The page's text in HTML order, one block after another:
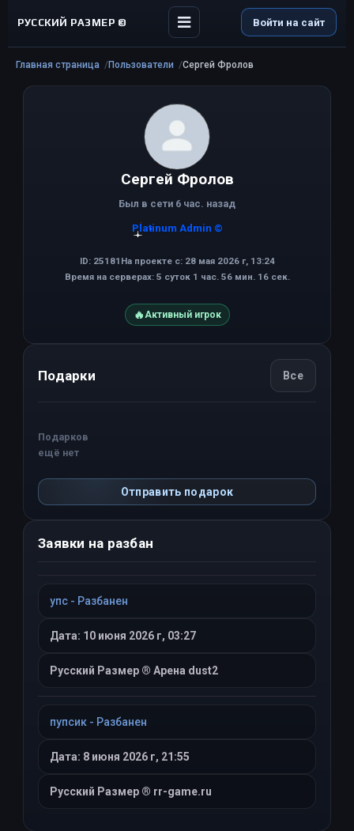
РУССКИЙ РАЗМЕР © Войти на сайт
Главная страница Пользователи Сергей Фролов
Сергей Фролов
Был в сети 6 час. назад
Platinum Admin ©
ID: 25181 На проекте с: 28 мая 2026 г, 13:24
Время на серверах: 5 суток 1 час. 56 мин. 16 сек.
🔥Активный игрок
Подарки Все
Подарков
ещё нет
Отправить подарок
Заявки на разбан
упс - Разбанен
Дата: 10 июня 2026 г, 03:27
Русский Размер ® Арена dust2
пупсик - Разбанен
Дата: 8 июня 2026 г, 21:55
Русский Размер ® rr-game.ru